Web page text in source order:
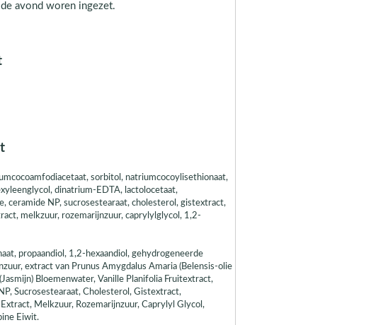
avond woren ingezet.
sorbitol, natriumcocoylisethionaat,
dinatrium-EDTA, lactolocetaat,
ceramide NP, sucrosestearaat, cholesterol, gistextract,
melkzuur, rozemarijnzuur, caprylylglycol, 1,2-
propaandiol, 1,2-hexaandiol, gehydrogeneerde
extract van Prunus Amygdalus Amaria (Belensis-olie
Bloemenwater, Vanille Planifolia Fruitextract,
Sucrosestearaat, Cholesterol, Gistextract,
Melkzuur, Rozemarijnzuur, Caprylyl Glycol,
Eiwit.